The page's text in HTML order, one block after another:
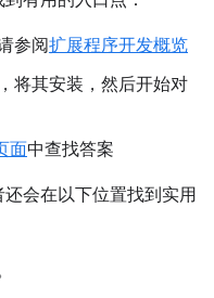
参阅扩展程序开发概览
将其安装，然后开始对
面中查找答案
会在以下位置找到实用